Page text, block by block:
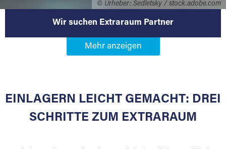
© Urheber: Sedletsky / stock.adobe.com
Wir suchen Extraraum Partner
Werden Sie Extraraum Partner in
Sie bieten Kunden Lagerraum zur Miete, der
für die Einlagerung von Umzugsgut gebaut
EINLAGERN LEICHT GEMACHT: DREI
SCHRITTE ZUM EXTRARAUM